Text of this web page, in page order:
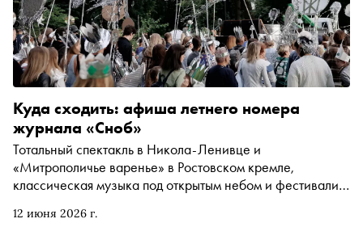
12 июня 2026 г.
Куда сходить: афиша летнего номера
журнала «Сноб»
Тотальный спектакль в Никола-Ленивце и
«Митрополичье варенье» в Ростовском кремле,
классическая музыка под открытым небом и фестивали,